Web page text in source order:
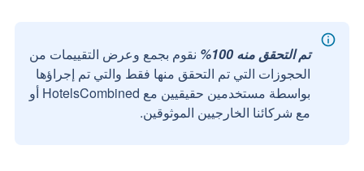
تم التحقق منه 100%
نقوم بجمع وعرض التقييمات من
الحجوزات التي تم التحقق منها فقط والتي تم إجراؤها
بواسطة مستخدمين حقيقيين مع HotelsCombined أو
مع شركائنا الخارجيين الموثوقين.